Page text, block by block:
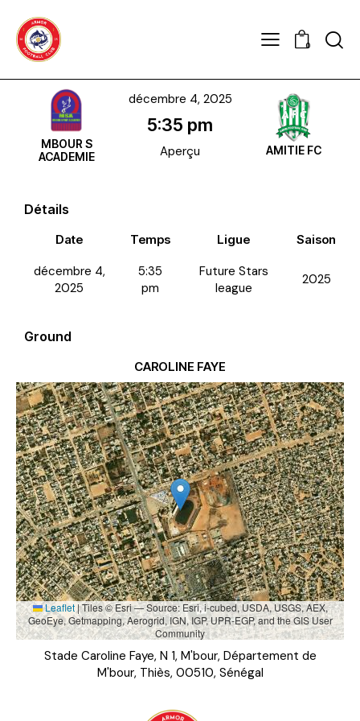
0
MBOUR S
ACADEMIE
AMITIE FC
décembre 4, 2025
5:35 pm
Aperçu
Détails
Date Temps Ligue Saison
décembre 4,
2025
5:35
pm
Future Stars
league
2025
Ground
CAROLINE FAYE
Leaflet |Tiles © Esri — Source: Esri, i-cubed, USDA, USGS, AEX,
GeoEye, Getmapping, Aerogrid, IGN, IGP, UPR-EGP, and the GIS User
Community
Stade Caroline Faye, N 1, M'bour, Département de
M'bour, Thiès, 00510, Sénégal